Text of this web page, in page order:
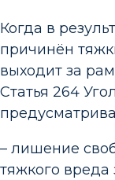
Когда в
причинён
выходит за
Статья 264
– лишение
тяжкого вреда